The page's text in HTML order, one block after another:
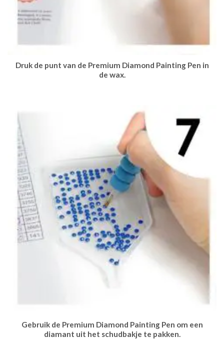
Druk de punt van de Premium Diamond Painting Pen in
de wax.
Gebruik de Premium Diamond Painting Pen om een
diamant uit het schudbakje te pakken.